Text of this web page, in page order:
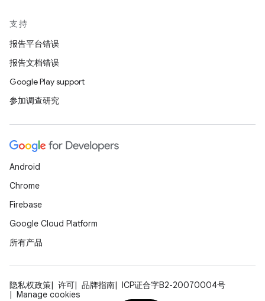
支持
报告平台错误
报告文档错误
Google Play support
参加调查研究
Android
Chrome
Firebase
Google Cloud Platform
所有产品
隐私权政策 许可 品牌指南
ICP证合字B2-20070004号
Manage cookies